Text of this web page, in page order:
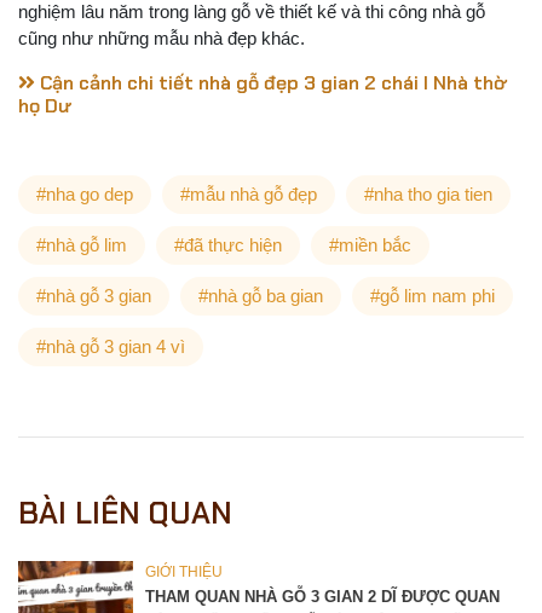
nghiệm lâu năm trong làng gỗ về thiết kế và thi công nhà gỗ
cũng như những mẫu nhà đẹp khác.
Cận cảnh chi tiết nhà gỗ đẹp 3 gian 2 chái I Nhà thờ
họ Dư
#nha go dep #mẫu nhà gỗ đẹp #nha tho gia tien
#nhà gỗ lim #đã thực hiện #miền bắc
#nhà gỗ 3 gian #nhà gỗ ba gian #gỗ lim nam phi
#nhà gỗ 3 gian 4 vì
BÀI LIÊN QUAN
GIỚI THIỆU
THAM QUAN NHÀ GỖ 3 GIAN 2 DĨ ĐƯỢC QUAN